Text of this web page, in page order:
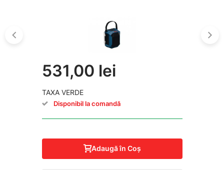
531,00 lei
TAXA VERDE
Disponibil la comandă
Adaugă în Coş